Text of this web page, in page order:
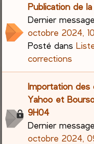
Publication de la
Dernier
octobre 2024,
Posté dans
corrections
Importation
Yahoo et
9H04
Dernier
octobre 2024,